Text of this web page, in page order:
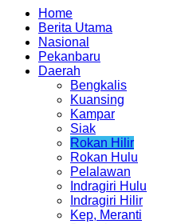
Home
Berita Utama
Nasional
Pekanbaru
Daerah
Bengkalis
Kuansing
Kampar
Siak
Rokan Hilir
Rokan Hulu
Pelalawan
Indragiri Hulu
Indragiri Hilir
Kep, Meranti